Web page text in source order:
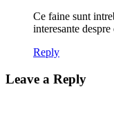
Ce faine sunt
interesante
Reply
Leave a Reply